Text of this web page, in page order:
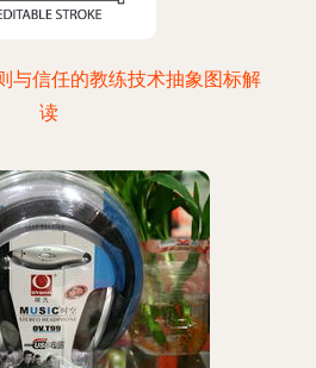
与信任的教练技术抽象图标解
读